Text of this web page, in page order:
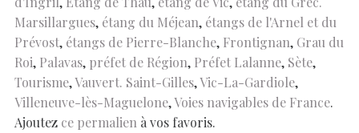
Marsillargues, étang du Méjean, étangs de l'Arnel et du
Prévost, étangs de Pierre-Blanche, Frontignan, Grau du
Roi, Palavas, préfet de Région, Préfet Lalanne, Sète,
Tourisme,Vauvert. Saint-Gilles,Vic-La-Gardiole,
Villeneuve-lès-Maguelone,Voies navigables de France.
Ajoutez ce permalien à vos favoris.